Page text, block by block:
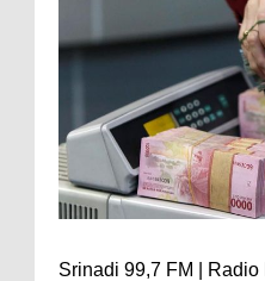
Srinadi 99,7 FM |